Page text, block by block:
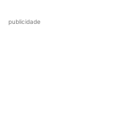
publicidade